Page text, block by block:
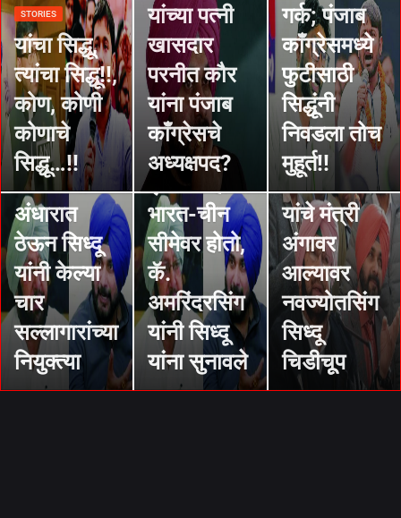
STORIES
यांचा सिद्धू,
त्यांचा सिद्धू!!,
कोण, कोणी
कोणाचे
सिद्धू…!!
यांच्या पत्नी
खासदार
परनीत कौर
यांना पंजाब
काँग्रेसचे
अध्यक्षपद?
गर्क; पंजाब
काँग्रेसमध्ये
फुटीसाठी
सिद्धूंनी
निवडला तोच
मुहूर्त!!
STORIES
मुख्यमंत्री
कॅ.अमरिंदर
सिंग यांना
अंधारात
ठेऊन सिध्दू
यांनी केल्या
चार
सल्लागारांच्या
नियुक्त्या
STORIES
तुमचा जन्म
झाला तेव्हा मी
भारत-चीन
सीमेवर होतो,
कॅ.
अमरिंदरसिंग
यांनी सिध्दू
यांना सुनावले
STORIES
कॅप्टनने
सिध्दूंवर
सोडले त्यांचे
मंत्री,
अमरिंदर सिंग
यांचे मंत्री
अंगावर
आल्यावर
नवज्योतसिंग
सिध्दू
चिडीचूूप